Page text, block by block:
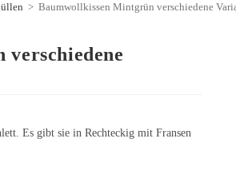
> Baumwollkissen Mintgrün verschiedene
Es gibt sie in Rechteckig mit Fransen